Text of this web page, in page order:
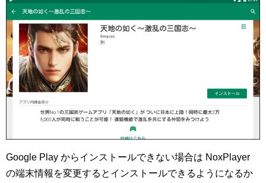
Google Play からインストールできない場合は NoxPlayer
の端末情報を変更するとインストールできるようになるか